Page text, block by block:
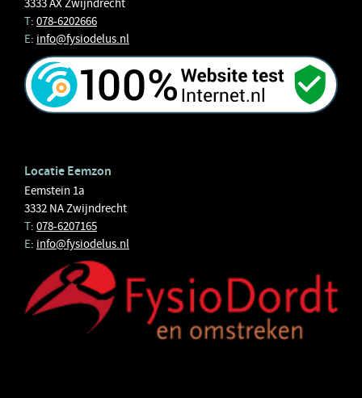
T: 078-6202666
E: info@fysiodelus.nl
Locatie Eemzon
Eemstein 1a
3332 NA Zwijndrecht
T: 078-6207165
E: info@fysiodelus.nl